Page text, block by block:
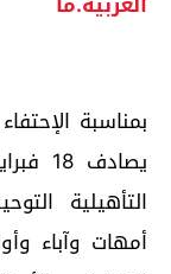
بمناسبة
التأهيلية
أمهات وآباء